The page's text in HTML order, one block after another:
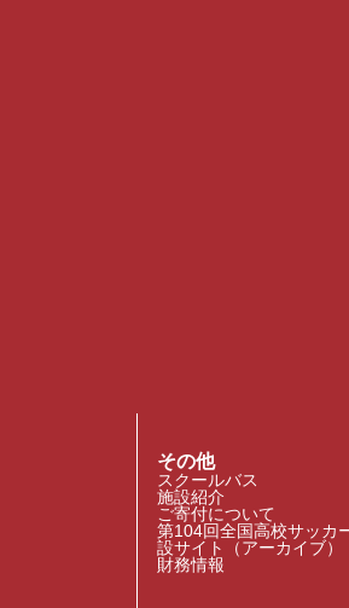
その他
スクールバス
施設紹介
ご寄付について
第104回全国高校サッカ
設サイト（アーカイブ）
財務情報